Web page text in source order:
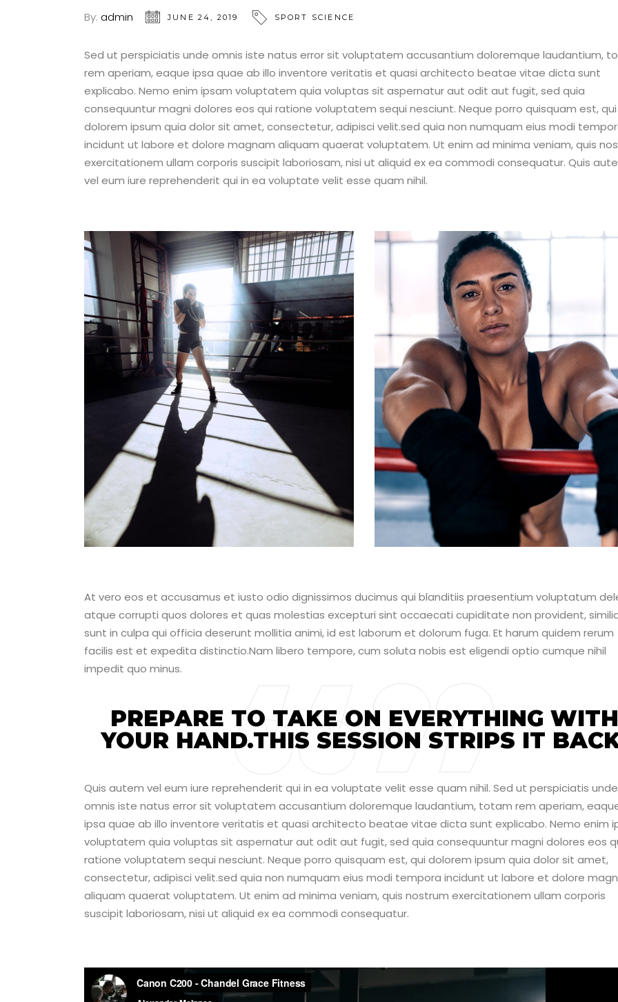
By: admin JUNE 24, 2019 SPORT SCIENCE
Sed ut perspiciatis unde omnis iste natus error sit voluptatem accusantium doloremque laudantium,
rem aperiam, eaque ipsa quae ab illo inventore veritatis et quasi architecto beatae vitae dicta sunt
explicabo. Nemo enim ipsam voluptatem quia voluptas sit aspernatur aut odit aut fugit, sed quia
consequuntur magni dolores eos qui ratione voluptatem sequi nesciunt. Neque porro quisquam est, qui
dolorem ipsum quia dolor sit amet, consectetur, adipisci velit.sed quia non numquam eius modi
incidunt ut labore et dolore magnam aliquam quaerat voluptatem. Ut enim ad minima veniam, quis
exercitationem ullam corporis suscipit laboriosam, nisi ut aliquid ex ea commodi consequatur. Quis
vel eum iure reprehenderit qui in ea voluptate velit esse quam nihil.
At vero eos et accusamus et iusto odio dignissimos ducimus qui blanditiis praesentium voluptatum
atque corrupti quos dolores et quas molestias excepturi sint occaecati cupiditate non provident,
sunt in culpa qui officia deserunt mollitia animi, id est laborum et dolorum fuga. Et harum quidem rerum
facilis est et expedita distinctio.Nam libero tempore, cum soluta nobis est eligendi optio cumque nihil
impedit quo minus.
PREPARE TO TAKE ON EVERYTHING WITH
YOUR HAND.THIS SESSION STRIPS IT
Quis autem vel eum iure reprehenderit qui in ea voluptate velit esse quam nihil. Sed ut perspiciatis unde
omnis iste natus error sit voluptatem accusantium doloremque laudantium, totam rem aperiam,
ipsa quae ab illo inventore veritatis et quasi architecto beatae vitae dicta sunt explicabo. Nemo enim
voluptatem quia voluptas sit aspernatur aut odit aut fugit, sed quia consequuntur magni dolores eos
ratione voluptatem sequi nesciunt. Neque porro quisquam est, qui dolorem ipsum quia dolor sit amet,
consectetur, adipisci velit.sed quia non numquam eius modi tempora incidunt ut labore et dolore
aliquam quaerat voluptatem. Ut enim ad minima veniam, quis nostrum exercitationem ullam corporis
suscipit laboriosam, nisi ut aliquid ex ea commodi consequatur.